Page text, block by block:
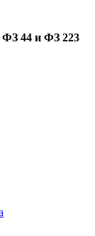
ФЗ 44 и ФЗ 223